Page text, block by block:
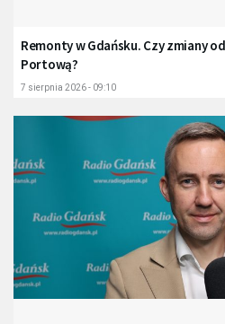
Remonty w Gdańsku. Czy zmiany
Portową?
7 sierpnia 2026 - 09:10